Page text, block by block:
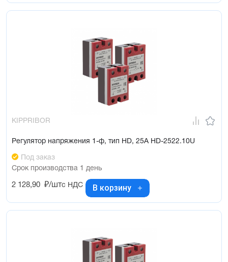
KIPPRIBOR
Регулятор напряжения 1-ф, тип HD, 25А HD-2522.10U
Под заказ
Срок производства 1 день
2 128,90 ₽/штс НДС В корзину